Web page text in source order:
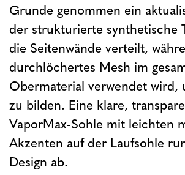
Grunde genommen ein
der strukturierte synthetische
die Seitenwände verteilt,
durchlöchertes Mesh im
Obermaterial verwendet wird,
zu bilden. Eine klare,
VaporMax-Sohle mit leichten
Akzenten auf der Laufsohle
Design ab.